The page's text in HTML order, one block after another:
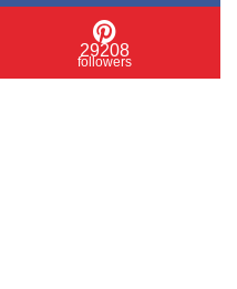
29208
followers